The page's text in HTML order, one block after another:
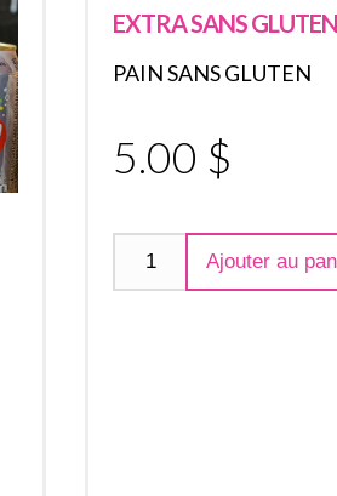
EXTRA SANS GLUTEN
PAIN SANS GLUTEN
5.00 $
Ajouter au